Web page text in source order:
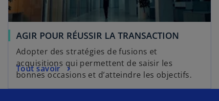
AGIR POUR RÉUSSIR LA TRANSACTION
Adopter des stratégies de fusions et
acquisitions qui permettent de saisir les
bonnes occasions et d’atteindre les objectifs.
Tout savoir